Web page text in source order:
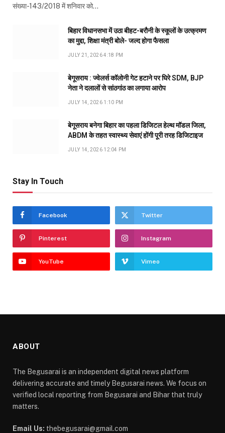
संख्या-143/2018 में शनिवार को…
बिहार विधानसभा में उठा बीहट-बरौनी के स्कूलों के उत्क्रमण
का मुद्दा, शिक्षा मंत्री बोले- जल्द होगा फैसला
JULY 21, 2026 4:18 PM
बेगूसराय : ज्वेलर्स कॉलोनी गेट हटाने पर घिरे SDM, BJP
नेता ने दलालों से सांठगांठ का लगाया आरोप
JULY 14, 2026 1:10 PM
बेगूसराय बनेगा बिहार का पहला डिजिटल हेल्थ मॉडल जिला,
ABDM के तहत स्वास्थ्य सेवाएं होंगी पूरी तरह डिजिटाइज
JULY 14, 2026 12:04 PM
Stay In Touch
Facebook Twitter
Pinterest Instagram
YouTube Vimeo
ABOUT
The Begusarai is an independent digital news platform
delivering accurate and timely Begusarai news. We focus on
verified local reporting from Begusarai and Bihar that truly
matters.
Email Us: thebegusarai@gmail.com